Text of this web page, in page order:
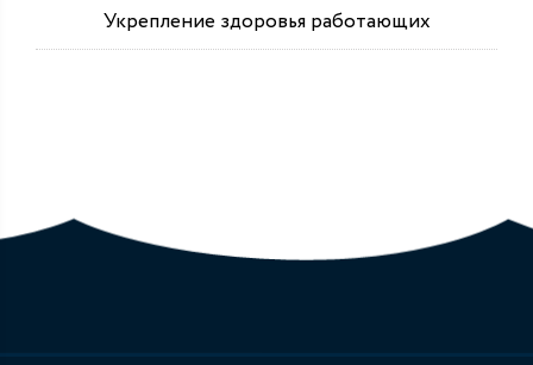
Укрепление здоровья работающих